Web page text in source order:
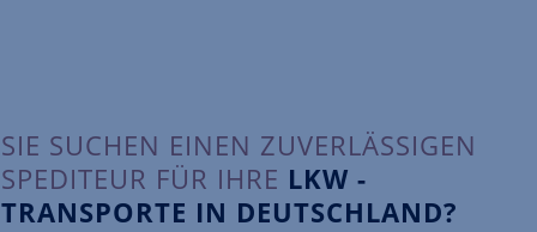
SIE SUCHEN EINEN ZUVERLÄSSIGEN
SPEDITEUR FÜR IHRE LKW -
TRANSPORTE IN DEUTSCHLAND?